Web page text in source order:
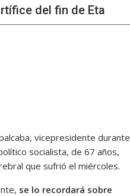
del fin de Eta
vicepresidente durante
socialista, de 67 años,
que sufrió el miércoles.
se lo recordará sobre